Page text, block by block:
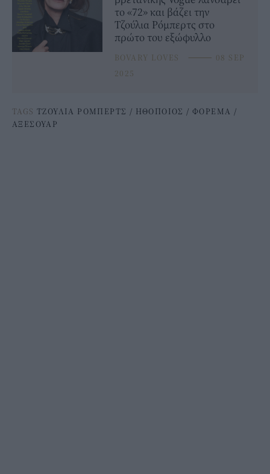
το «72» και βάζει την
Τζούλια Ρόμπερτς στο
πρώτο του εξώφυλλο
BOVARY LOVES ⸻ 08 SEP
2025
TAGS ΤΖΟΥΛΙΑ ΡΟΜΠΕΡΤΣ / ΗΘΟΠΟΙΟΣ / ΦΟΡΕΜΑ /
ΑΞΕΣΟΥΑΡ